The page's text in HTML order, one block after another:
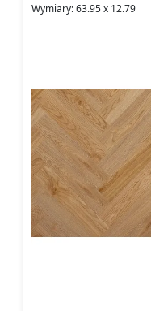
Wymiary: 63.95 x 12.79